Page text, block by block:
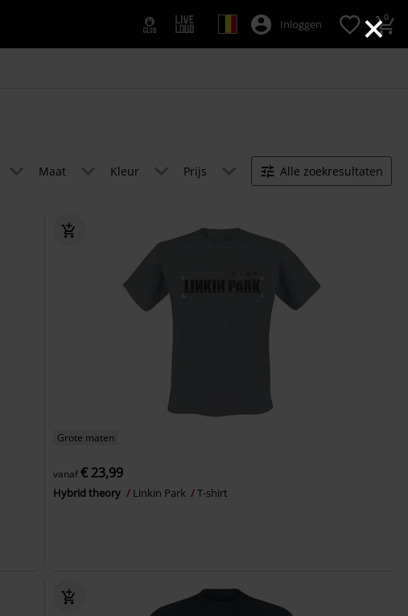
×
Inloggen 0
Maat Kleur Prijs Alle zoekresultaten
Grote maten
vanaf€ 23,99
Hybrid theory Linkin Park T-shirt